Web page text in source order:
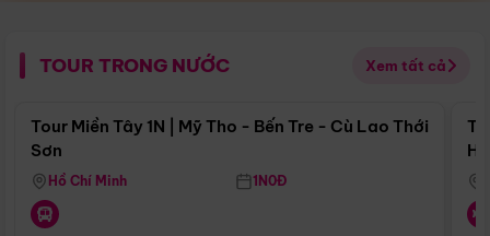
TOUR TRONG NƯỚC Xem tất cả
Điểm nổi bật
Tour Miền Tây 1N | Mỹ Tho - Bến Tre - Cù Lao Thới
Sơn
Hồ Chí Minh 1N0Đ